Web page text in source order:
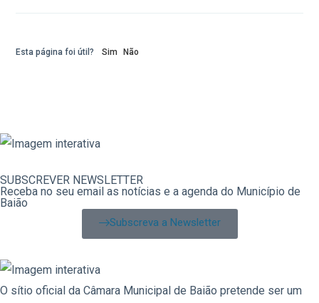
Esta página foi útil? Sim Não
SUBSCREVER NEWSLETTER
Receba no seu email as notícias e a agenda do Município de
Baião
Subscreva a Newsletter
O sítio oficial da Câmara Municipal de Baião pretende ser um